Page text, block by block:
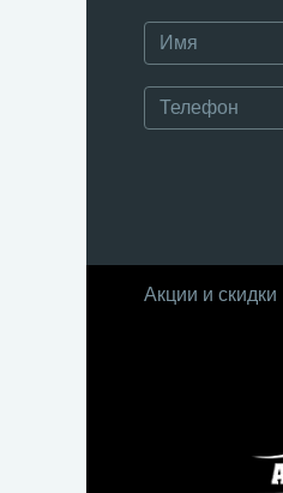
Акции и скидки